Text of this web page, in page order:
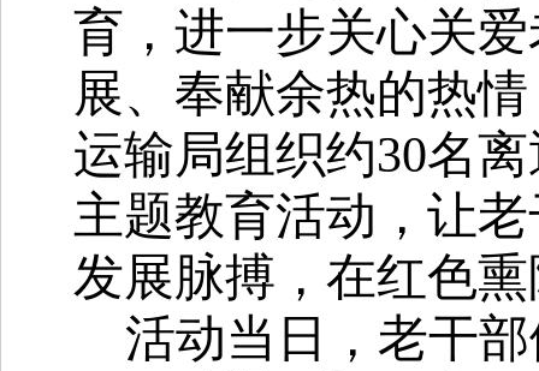
育，进一步关心关
展、奉献余热的热
运输局组织约30名
主题教育活动，让
发展脉搏，在红色
活动当日，老干